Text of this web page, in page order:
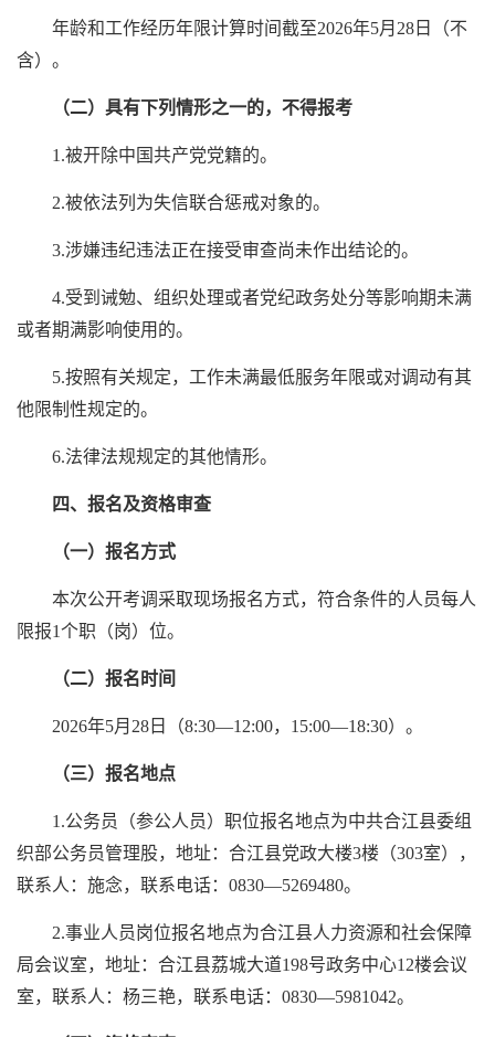
年龄和工作经历年限计算时间截至2026年5月28日（不
含）。
（二）具有下列情形之一的，不得报考
1.被开除中国共产党党籍的。
2.被依法列为失信联合惩戒对象的。
3.涉嫌违纪违法正在接受审查尚未作出结论的。
4.受到诫勉、组织处理或者党纪政务处分等影响期未满
或者期满影响使用的。
5.按照有关规定，工作未满最低服务年限或对调动有其
他限制性规定的。
6.法律法规规定的其他情形。
四、报名及资格审查
（一）报名方式
本次公开考调采取现场报名方式，符合条件的人员每人
限报1个职（岗）位。
（二）报名时间
2026年5月28日（8:30—12:00，15:00—18:30）。
（三）报名地点
1.公务员（参公人员）职位报名地点为中共合江县委组
织部公务员管理股，地址：合江县党政大楼3楼（303室），
联系人：施念，联系电话：0830—5269480。
2.事业人员岗位报名地点为合江县人力资源和社会保障
局会议室，地址：合江县荔城大道198号政务中心12楼会议
室，联系人：杨三艳，联系电话：0830—5981042。